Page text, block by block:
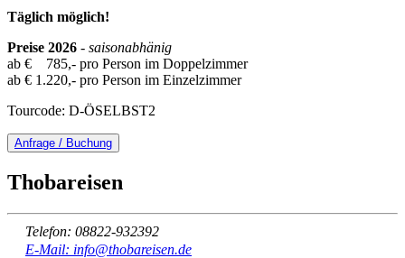
Täglich möglich!
Preise 2026 - saisonabhänig
ab € 785,- pro Person im Doppelzimmer
ab € 1.220,- pro Person im Einzelzimmer
Tourcode: D-ÖSELBST2
Anfrage / Buchung
Thobareisen
Telefon: 08822-932392
E-Mail: info@thobareisen.de